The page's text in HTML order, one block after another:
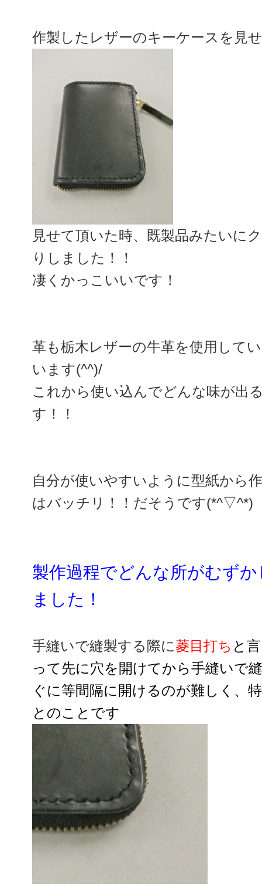
作製したレザーのキーケースを見
見せて頂いた時、既製品みたいに
りしました！！
凄くかっこいいです！
革も栃木レザーの牛革を使用して
います(^^)/
これから使い込んでどんな味が出
す！！
自分が使いやすいように型紙から
はバッチリ！！だそうです(*^▽^*)
製作過程でどんな所がむず
ました！
手縫いで縫製する際に菱目打ち と
って先に穴を開けてから手縫いで
ぐに等間隔に開けるのが難しく、
とのことです